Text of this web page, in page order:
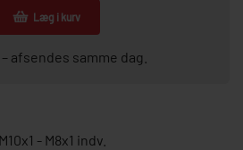
Læg i kurv
afsendes samme dag.
- M8x1 indv.